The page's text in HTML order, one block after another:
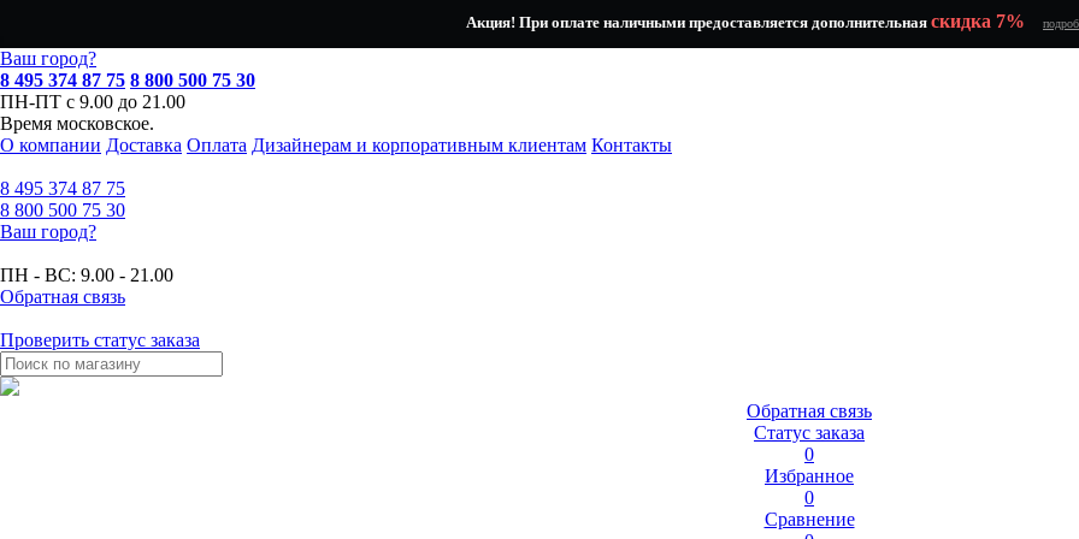
Акция! При оплате наличными предоставляется дополнительная скидка 7%
Ваш город?
8 495 374 87 75 8 800 500 75 30
ПН-ПТ с 9.00 до 21.00
Время московское.
О компании Доставка Оплата Дизайнерам и корпоративным клиентам Контакты
8 495 374 87 75
8 800 500 75 30
Ваш город?
ПН - ВС: 9.00 - 21.00
Обратная связь
Проверить статус заказа
Обратная связь
Статус заказа
0
Избранное
0
Сравнение